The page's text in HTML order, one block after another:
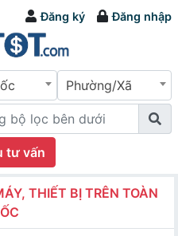
Đăng ký Đăng nhập
Phường/Xã
tư vấn
THIẾT BỊ TRÊN TOÀN